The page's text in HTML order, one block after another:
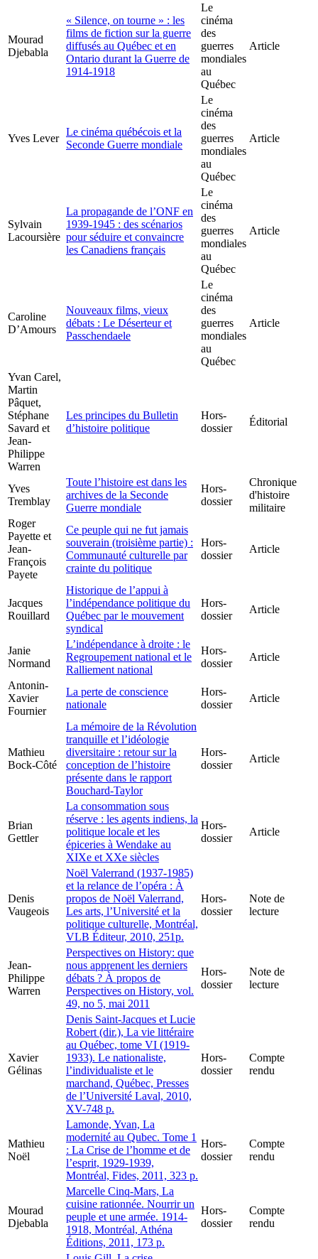
Mourad
Djebabla
« Silence, on tourne » : les
films de fiction sur la guerre
diffusés au Québec et en
Ontario durant la Guerre de
1914-1918
Le
cinéma
des
guerres
mondiales
au
Québec
Article
Yves Lever
Le cinéma québécois et la
Seconde Guerre mondiale
Le
cinéma
des
guerres
mondiales
au
Québec
Article
Sylvain
Lacoursière
La propagande de l’ONF en
1939-1945 : des scénarios
pour séduire et convaincre
les Canadiens français
Le
cinéma
des
guerres
mondiales
au
Québec
Article
Caroline
D’Amours
Nouveaux films, vieux
débats : Le Déserteur et
Passchendaele
Le
cinéma
des
guerres
mondiales
au
Québec
Article
Yvan Carel,
Martin
Pâquet,
Stéphane
Savard et
Jean-
Philippe
Warren
Les principes du Bulletin
d’histoire politique
Hors-
dossier
Éditorial
Yves
Tremblay
Toute l’histoire est dans les
archives de la Seconde
Guerre mondiale
Hors-
dossier
Chronique
d'histoire
militaire
Roger
Payette et
Jean-
François
Payete
Ce peuple qui ne fut jamais
souverain (troisième partie) :
Communauté culturelle par
crainte du politique
Hors-
dossier
Article
Jacques
Rouillard
Historique de l’appui à
l’indépendance politique du
Québec par le mouvement
syndical
Hors-
dossier
Article
Janie
Normand
L’indépendance à droite : le
Regroupement national et le
Ralliement national
Hors-
dossier
Article
Antonin-
Xavier
Fournier
La perte de conscience
nationale
Hors-
dossier
Article
Mathieu
Bock-Côté
La mémoire de la Révolution
tranquille et l’idéologie
diversitaire : retour sur la
conception de l’histoire
présente dans le rapport
Bouchard-Taylor
Hors-
dossier
Article
Brian
Gettler
La consommation sous
réserve : les agents indiens, la
politique locale et les
épiceries à Wendake au
XIXe et XXe siècles
Hors-
dossier
Article
Denis
Vaugeois
Noël Valerrand (1937-1985)
et la relance de l’opéra : À
propos de Noël Valerrand,
Les arts, l’Université et la
politique culturelle, Montréal,
VLB Éditeur, 2010, 251p.
Hors-
dossier
Note de
lecture
Jean-
Philippe
Warren
Perspectives on History: que
nous apprenent les derniers
débats ? À propos de
Perspectives on History, vol.
49, no 5, mai 2011
Hors-
dossier
Note de
lecture
Xavier
Gélinas
Denis Saint-Jacques et Lucie
Robert (dir.), La vie littéraire
au Québec, tome VI (1919-
1933). Le nationaliste,
l’individualiste et le
marchand, Québec, Presses
de l’Université Laval, 2010,
XV-748 p.
Hors-
dossier
Compte
rendu
Mathieu
Noël
Lamonde, Yvan, La
modernité au Qubec. Tome 1
: La Crise de l’homme et de
l’esprit, 1929-1939,
Montréal, Fides, 2011, 323 p.
Hors-
dossier
Compte
rendu
Mourad
Djebabla
Marcelle Cinq-Mars, La
cuisine rationnée. Nourrir un
peuple et une armée. 1914-
1918, Montréal, Athéna
Éditions, 2011, 173 p.
Hors-
dossier
Compte
rendu